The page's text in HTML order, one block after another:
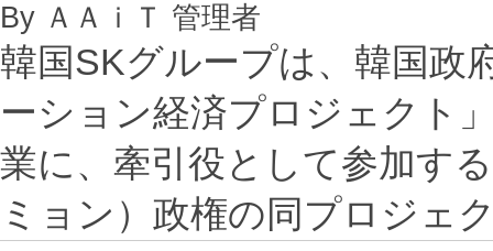
By ＡＡｉＴ 管理者
韓国SKグループは、韓国政
ーション経済プロジェクト
業に、牽引役として参加す
ミョン）政権の同プロジェ